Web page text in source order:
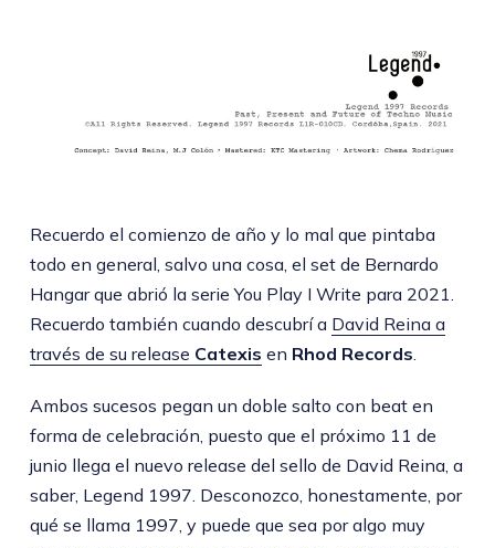
Recuerdo el comienzo de año y lo mal que pintaba
todo en general, salvo una cosa, el set de Bernardo
Hangar que abrió la serie You Play I Write para 2021.
Recuerdo también cuando descubrí a David Reina a
través de su release Catexis en Rhod Records.
Ambos sucesos pegan un doble salto con beat en
forma de celebración, puesto que el próximo 11 de
junio llega el nuevo release del sello de David Reina, a
saber, Legend 1997. Desconozco, honestamente, por
qué se llama 1997, y puede que sea por algo muy